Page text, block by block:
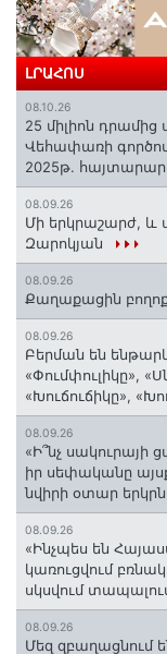
ԼՐԱՀՈՍ
08.10.26
25 միլիոն
Վեհափառի
2025թ.
08.09.26
Մի երկրաշարժ, և
Զարոկյան
08.09.26
Քաղաքացին
08.09.26
Բերման են
«Փումփուլիկը»,
«Խուճուճիկը»,
08.09.26
«Ի՞նչ սակուրայի
իր սեփականը
նվիրի օտար
08.09.26
«Ինչպես են
կառուցվում
սկսվում
08.09.26
Մեզ զբաղացնում